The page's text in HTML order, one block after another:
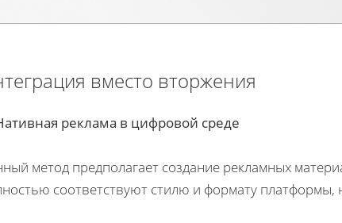
вместо вторжения
реклама в цифровой среде
метод предполагает создание рекламных
соответствуют стилю и формату